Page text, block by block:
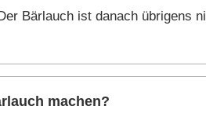
Bärlauch ist danach übrigens
machen?